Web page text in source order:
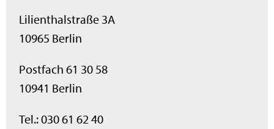
Lilienthalstraße 3A
10965 Berlin
Postfach 61 30 58
10941 Berlin
Tel.: 030 61 62 40